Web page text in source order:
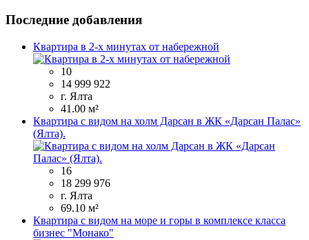
Последние добавления
Квартира в 2-х минутах от набережной
10
14 999 922
г. Ялта
41.00 м²
Квартира с видом на холм Дарсан в ЖК «Дарсан Палас»
(Ялта).
16
18 299 976
г. Ялта
69.10 м²
Квартира с видом на море и горы в комплексе класса
бизнес "Монако"